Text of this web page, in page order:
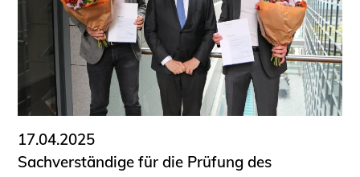
17.04.2025
Sachverständige für die Prüfung des